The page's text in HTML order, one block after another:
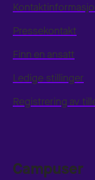
Pressekontakt
Finn en ansatt
Ledige stillinger
Registrering av
Campuser